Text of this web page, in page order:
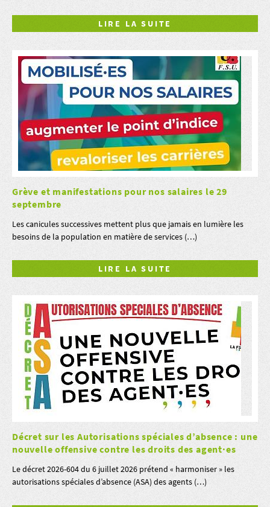
LIRE LA SUITE
Grève et manifestations pour nos salaires le 29
septembre
Les canicules successives mettent plus que jamais en lumière les
besoins de la population en matière de services (…)
LIRE LA SUITE
Décret sur les Autorisations spéciales d’absence : une
nouvelle offensive contre les droits des agent·es
Le décret 2026-604 du 6 juillet 2026 prétend « harmoniser » les
autorisations spéciales d’absence (ASA) des agents (…)